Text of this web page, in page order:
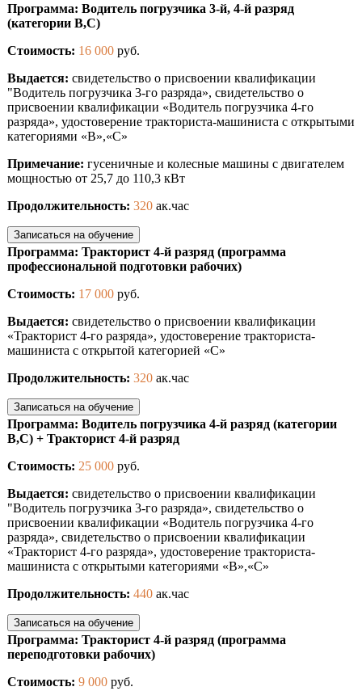
Программа: Водитель погрузчика 3-й, 4-й разряд
(категории В,С)
Стоимость: 16 000 руб.
Выдается: свидетельство о присвоении квалификации
"Водитель погрузчика 3-го разряда», свидетельство о
присвоении квалификации «Водитель погрузчика 4-го
разряда», удостоверение тракториста-машиниста с открытыми
категориями «B»,«С»
Примечание: гусеничные и колесные машины с двигателем
мощностью от 25,7 до 110,3 кВт
Продолжительность: 320 ак.час
Записаться на обучение
Программа: Тракторист 4-й разряд (программа
профессиональной подготовки рабочих)
Стоимость: 17 000 руб.
Выдается: свидетельство о присвоении квалификации
«Тракторист 4-го разряда», удостоверение тракториста-
машиниста с открытой категорией «С»
Продолжительность: 320 ак.час
Записаться на обучение
Программа: Водитель погрузчика 4-й разряд (категории
В,С) + Тракторист 4-й разряд
Стоимость: 25 000 руб.
Выдается: свидетельство о присвоении квалификации
"Водитель погрузчика 3-го разряда», свидетельство о
присвоении квалификации «Водитель погрузчика 4-го
разряда», свидетельство о присвоении квалификации
«Тракторист 4-го разряда», удостоверение тракториста-
машиниста с открытыми категориями «B»,«С»
Продолжительность: 440 ак.час
Записаться на обучение
Программа: Тракторист 4-й разряд (программа
переподготовки рабочих)
Стоимость: 9 000 руб.